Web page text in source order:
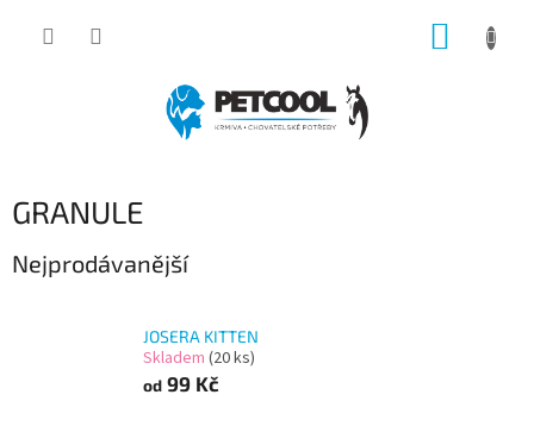
GRANULE
Nejprodávanější
JOSERA KITTEN
Skladem (20 ks)
od 99 Kč